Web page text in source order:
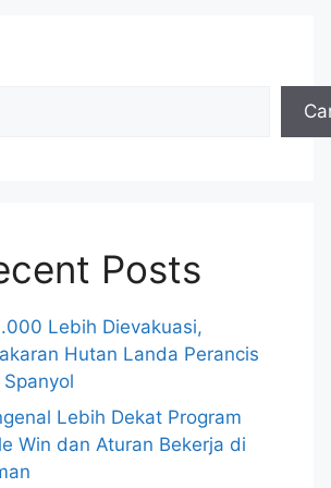
Posts
Lebih Dievakuasi,
Hutan Landa Perancis
Lebih Dekat Program
Win dan Aturan Bekerja di